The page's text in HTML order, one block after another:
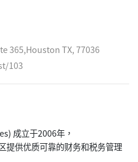
365,Houston TX, 77036
103
成立于2006年，
提供优质可靠的财务和税务管理